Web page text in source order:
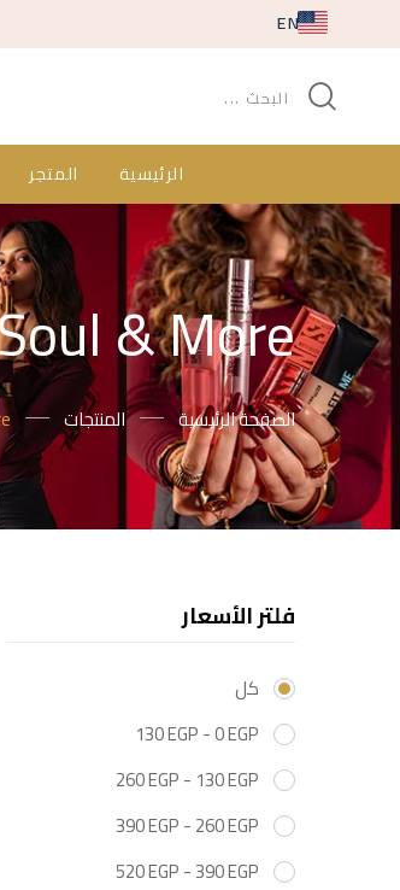
EN
الرئيسية المتجر
& More
الصفحة الرئيسية المنتجات
فلتر الأسعار
كل
0EGP
-
130EGP
130EGP
-
260EGP
260EGP
-
390EGP
390EGP
-
520EGP